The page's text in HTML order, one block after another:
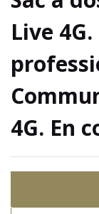
Live
4G. En